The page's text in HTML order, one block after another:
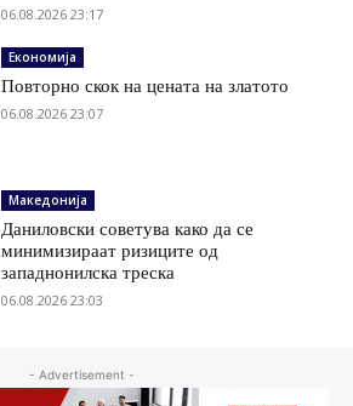
06.08.2026 23:17
Економија
Повторно скок на цената на златото
06.08.2026 23:07
Македонија
Даниловски советува како да се
минимизираат ризиците од
западнонилска треска
06.08.2026 23:03
- Advertisement -